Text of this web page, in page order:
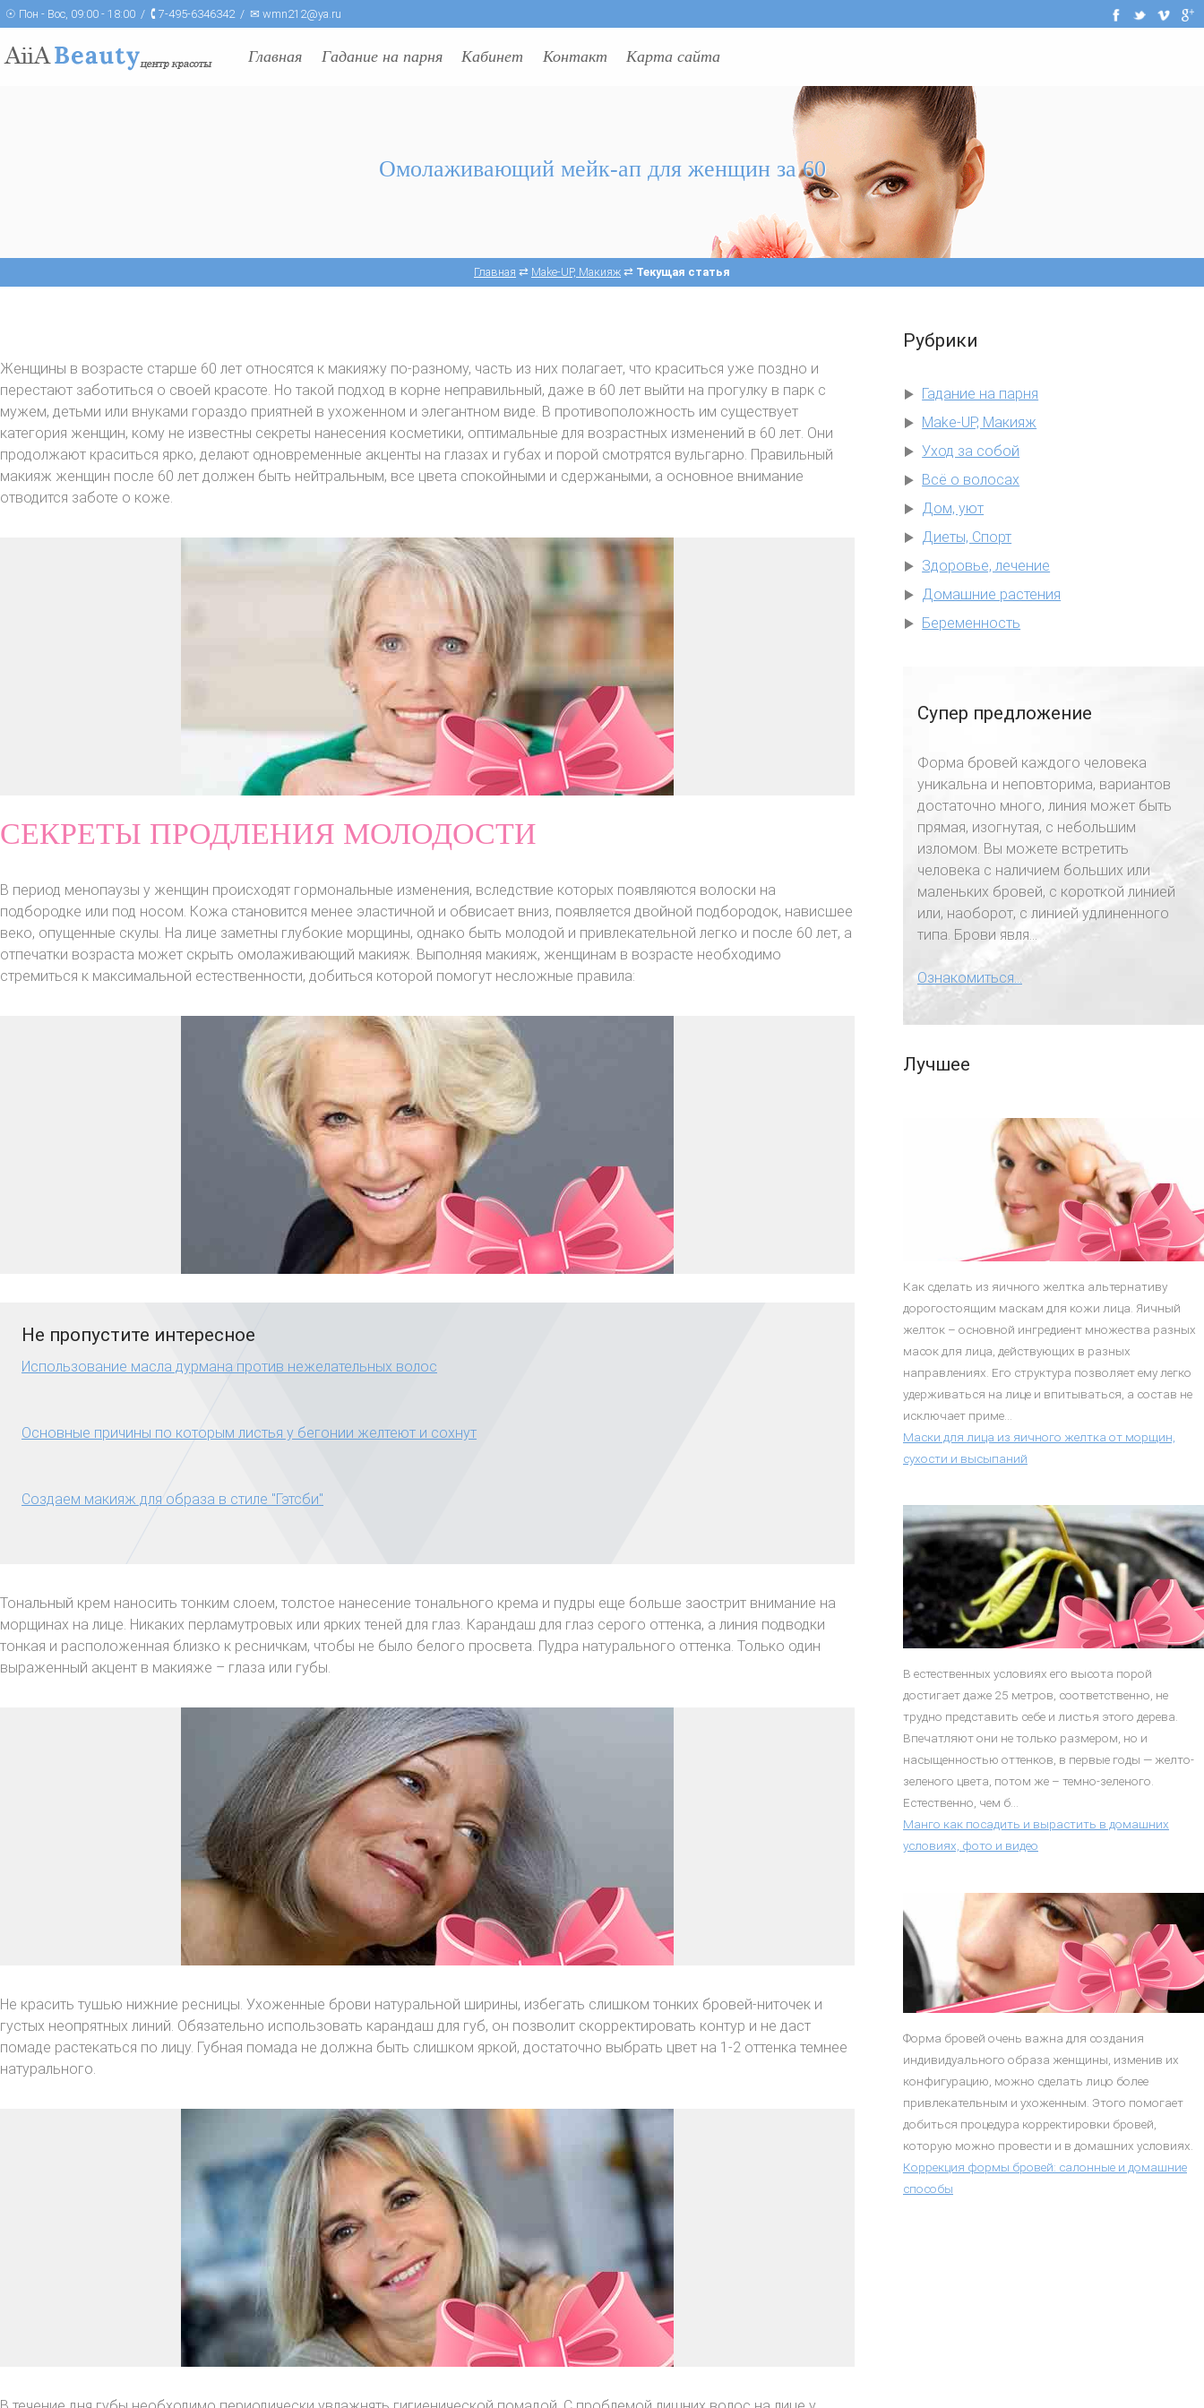
Главная Гадание на парня Кабинет Контакт Карта сайта
Омолаживающий мейк-ап для женщин за 60
Главная ⇄ Make-UP, Макияж ⇄ Текущая статья
Женщины в возрасте старше 60 лет относятся к макияжу по-разному, часть из них полагает, что краситься уже поздно и
перестают заботиться о своей красоте. Но такой подход в корне неправильный, даже в 60 лет выйти на прогулку в парк с
мужем, детьми или внуками гораздо приятней в ухоженном и элегантном виде. В противоположность им существует
категория женщин, кому не известны секреты нанесения косметики, оптимальные для возрастных изменений в 60 лет. Они
продолжают краситься ярко, делают одновременные акценты на глазах и губах и порой смотрятся вульгарно. Правильный
макияж женщин после 60 лет должен быть нейтральным, все цвета спокойными и сдержаными, а основное внимание
отводится заботе о коже.
СЕКРЕТЫ ПРОДЛЕНИЯ МОЛОДОСТИ
В период менопаузы у женщин происходят гормональные изменения, вследствие которых появляются волоски на
подбородке или под носом. Кожа становится менее эластичной и обвисает вниз, появляется двойной подбородок, нависшее
веко, опущенные скулы. На лице заметны глубокие морщины, однако быть молодой и привлекательной легко и после 60 лет, а
отпечатки возраста может скрыть омолаживающий макияж. Выполняя макияж, женщинам в возрасте необходимо
стремиться к максимальной естественности, добиться которой помогут несложные правила:
Не пропустите интересное
Использование масла дурмана против нежелательных волос
Основные причины по которым листья у бегонии желтеют и сохнут
Создаем макияж для образа в стиле "Гэтсби"
Тональный крем наносить тонким слоем, толстое нанесение тонального крема и пудры еще больше заострит внимание на
морщинах на лице. Никаких перламутровых или ярких теней для глаз. Карандаш для глаз серого оттенка, а линия подводки
тонкая и расположенная близко к ресничкам, чтобы не было белого просвета. Пудра натурального оттенка. Только один
выраженный акцент в макияже – глаза или губы.
Не красить тушью нижние ресницы. Ухоженные брови натуральной ширины, избегать слишком тонких бровей-ниточек и
густых неопрятных линий. Обязательно использовать карандаш для губ, он позволит скорректировать контур и не даст
помаде растекаться по лицу. Губная помада не должна быть слишком яркой, достаточно выбрать цвет на 1-2 оттенка темнее
натурального.
Рубрики
Гадание на парня
Make-UP, Макияж
Уход за собой
Всё о волосах
Дом, уют
Диеты, Спорт
Здоровье, лечение
Домашние растения
Беременность
Супер предложение
Форма бровей каждого человека
уникальна и неповторима, вариантов
достаточно много, линия может быть
прямая, изогнутая, с небольшим
изломом. Вы можете встретить
человека с наличием больших или
маленьких бровей, с короткой линией
или, наоборот, с линией удлиненного
типа. Брови явля...
Ознакомиться...
Лучшее
Как сделать из яичного желтка альтернативу
дорогостоящим маскам для кожи лица. Яичный
желток – основной ингредиент множества разных
масок для лица, действующих в разных
направлениях. Его структура позволяет ему легко
удерживаться на лице и впитываться, а состав не
исключает приме...
Маски для лица из яичного желтка от морщин,
сухости и высыпаний
В естественных условиях его высота порой
достигает даже 25 метров, соответственно, не
трудно представить себе и листья этого дерева.
Впечатляют они не только размером, но и
насыщенностью оттенков, в первые годы — желто-
зеленого цвета, потом же – темно-зеленого.
Естественно, чем б...
Манго как посадить и вырастить в домашних
условиях, фото и видео
Форма бровей очень важна для создания
индивидуального образа женщины, изменив их
конфигурацию, можно сделать лицо более
привлекательным и ухоженным. Этого помогает
добиться процедура корректировки бровей,
которую можно провести и в домашних условиях.
Коррекция формы бровей: салонные и домашние
способы
☉ Пон - Вос, 09:00 - 18:00 / 🕻 7-495-6346342 / ✉ wmn212@ya.ru